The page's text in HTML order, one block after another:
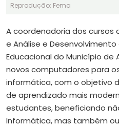
Reprodução: Fema
A coordenadoria dos
e Análise e
Educacional do Município de
novos computadores para
informática, com o objetivo
de aprendizado mais
estudantes, beneficiando
Informática, mas também